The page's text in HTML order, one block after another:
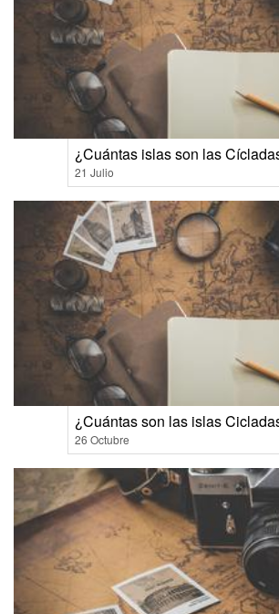
¿Cuántas islas son las
21 Julio
¿Cuántas son las islas
26 Octubre